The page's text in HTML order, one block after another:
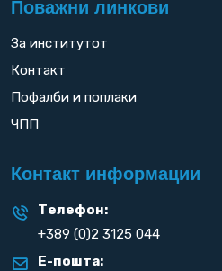
Поважни линкови
За институтот
Контакт
Пофалби и поплаки
ЧПП
Контакт информации
Телефон:
+389 (0)2 3125 044
Е-пошта: